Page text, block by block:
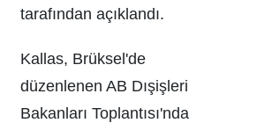
tarafından açıklandı.
Kallas, Brüksel'de
düzenlenen AB Dışişleri
Bakanları Toplantısı'nda